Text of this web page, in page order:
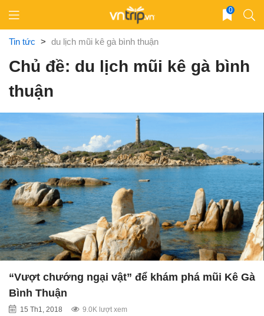
content
0
Tin tức > du lịch mũi kê gà bình thuận
Chủ đề: du lịch mũi kê gà bình
thuận
“Vượt chướng ngại vật” để khám phá mũi Kê Gà
Bình Thuận
15 Th1, 2018 9.0K lượt xem